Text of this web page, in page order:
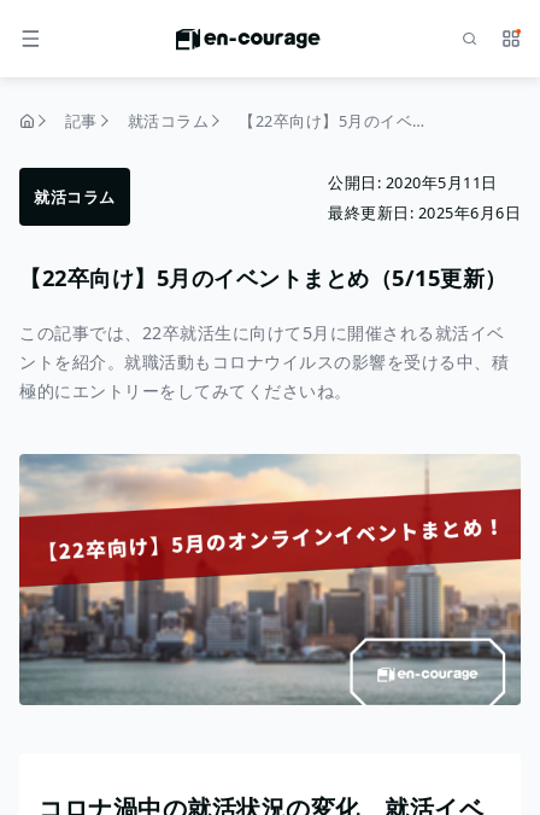
メニュー サ
記事 就活コラム 【22卒向け】5月のイベントまとめ（5/15更新）
就活コラム
公開日: 2020年5月11日
最終更新日: 2025年6月6日
【22卒向け】5月のイベントまとめ（5/15更新）
この記事では、22卒就活生に向けて5月に開催される就活イベ
ントを紹介。就職活動もコロナウイルスの影響を受ける中、積
極的にエントリーをしてみてくださいね。
コロナ渦中の就活状況の変化 就活イベ